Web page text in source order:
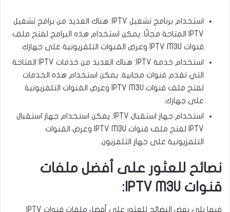
استخدام برنامج تشغيل IPTV: هناك العديد من برامج تشغيل
IPTV المتاحة مجانًا. يمكن استخدام هذه البرامج لفتح ملف
قنوات IPTV M3U وعرض القنوات التلفزيونية على جهازك.
استخدام خدمة IPTV: هناك العديد من خدمات IPTV المتاحة
التي تقدم قنوات مجانية. يمكن استخدام هذه الخدمات
لفتح ملف قنوات IPTV M3U وعرض القنوات التلفزيونية
على جهازك.
استخدام جهاز استقبال IPTV: يمكن استخدام جهاز استقبال
IPTV لفتح ملف قنوات IPTV M3U وعرض القنوات
التلفزيونية على جهاز التلفزيون.
نصائح للعثور على أفضل ملفات
قنوات IPTV M3U:
فيما يلي بعض النصائح للعثور على أفضل ملفات قنوات IPTV